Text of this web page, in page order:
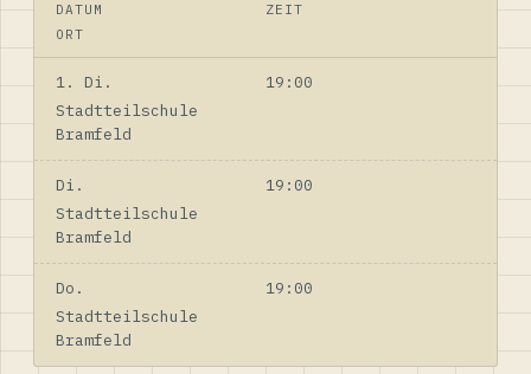
DATUM
ZEIT
ORT
1. Di.
19:00
Stadtteilschule
Bramfeld
Di.
19:00
Stadtteilschule
Bramfeld
Do.
19:00
Stadtteilschule
Bramfeld